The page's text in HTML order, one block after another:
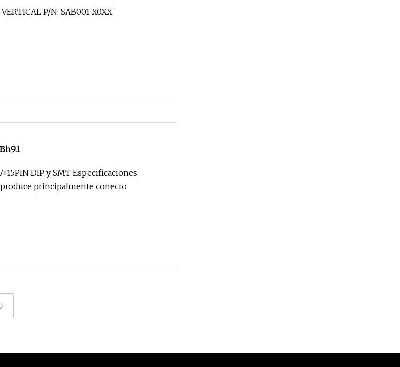
P/N: SAB001-X0XX
DIP y SMT Especificaciones
principalmente conecto